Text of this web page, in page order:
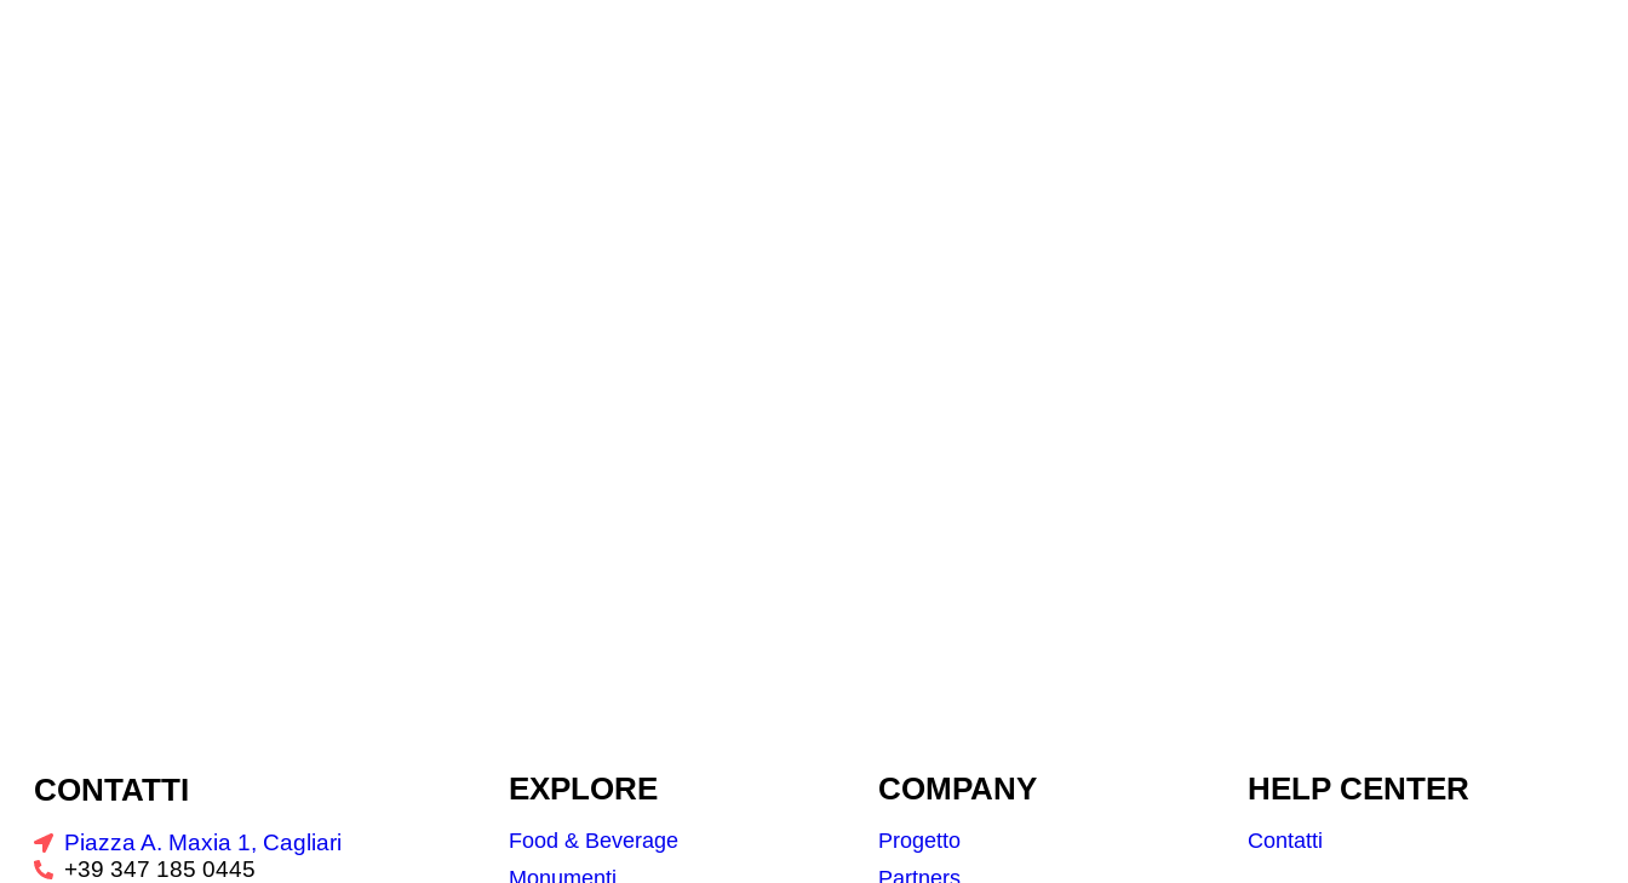
CONTATTI
Piazza A. Maxia 1, Cagliari
+39 347 185 0445
EXPLORE
Food & Beverage
COMPANY
Progetto
HELP CENTER
Contatti